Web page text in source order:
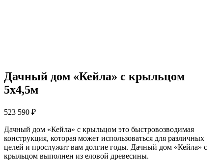
Дачный дом «Кейла» с крыльцом
5х4,5м
523 590 ₽
Дачный дом «Кейла» с крыльцом это быстровозводимая
конструкция, которая может использоваться для различных
целей и прослужит вам долгие годы. Дачный дом «Кейла» с
крыльцом выполнен из еловой древесины.